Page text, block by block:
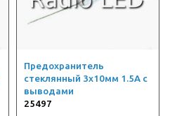
Предохранитель
стеклянный 3х10мм 1.5А с
выводами
25497